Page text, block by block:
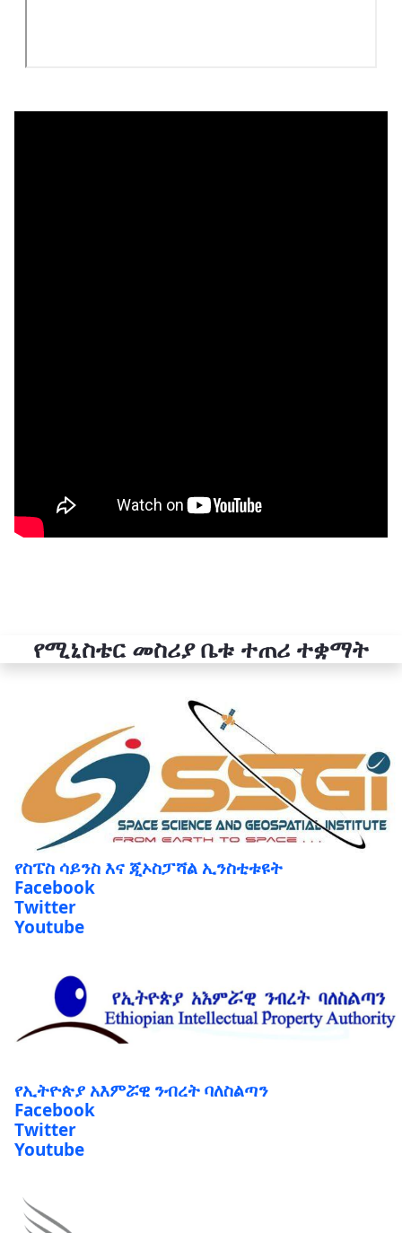
የሚኒስቴር መስሪያ ቤቱ ተጠሪ ተቋማት
የስፔስ ሳይንስ እና ጂኦስፓሻል ኢንስቲቱዩት
Facebook
Twitter
Youtube
የኢትዮጵያ አእምሯዊ ንብረት ባለስልጣን
Facebook
Twitter
Youtube